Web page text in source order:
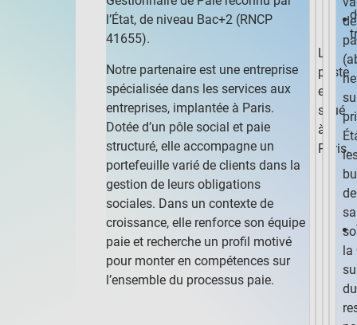
l’État, de niveau Bac+2 (RNCP
41655).
Notre partenaire est une entreprise
spécialisée dans les services aux
entreprises, implantée à Paris.
Dotée d’un pôle social et paie
structuré, elle accompagne un
portefeuille varié de clients dans la
gestion de leurs obligations
sociales. Dans un contexte de
croissance, elle renforce son équipe
paie et recherche un profil motivé
pour monter en compétences sur
l’ensemble du processus paie.
de
de
la
du
Le
poste
est
situé
à
Paris.